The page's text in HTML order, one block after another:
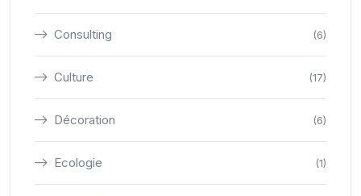
Consulting (6)
Culture (17)
Décoration (6)
Ecologie (1)